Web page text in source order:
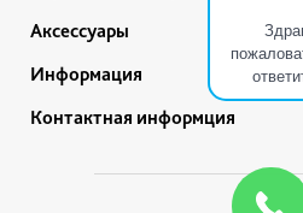
Женские часы
Детские часы
Гарантийный ремонт
Прайс
Советы по уходу
Аксессуары
Ручки
Ремешки для часов
Информация
Привилегии
Рассрочка
Контактная информция
+7 (812) 200-46-37